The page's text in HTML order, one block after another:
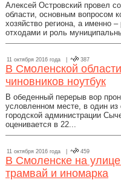
Алексей Островский провел
области, основным вопросом
хозяйство региона, а именно
отходами и роль
11 октября 2016 года | 387
В Смоленской
чиновников ноутбук
В обеденный перерыв вор
условленном месте, в один
городской администрации
оценивается в 22...
11 октября 2016 года | 459
В Смоленске на улице
трамвай и иномарка